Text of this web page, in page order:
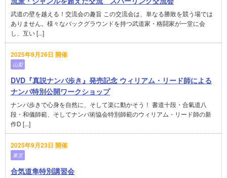
武道の壁を越える！交流会の趣旨 この交流会は、単なる勝敗を競う場では
ありません。様々なバックグラウンドを持つ武道家・格闘家が一堂に会
し、互い [...]
2025年9月26日 開催
山梨
DVD『真説ナンバ歩き』発売記念 ウィリアム・リード師による
ナンバ特別公開ワークショップ
ナンバ歩きで心身を自然に、そして楽に動かそう！ 書道十段・合氣道八
段・和儀師範、そしてナンバ術協会特別師範のウィリアム・リード師の新
作D [...]
2025年9月23日 開催
東京
合気道隼特別講習会